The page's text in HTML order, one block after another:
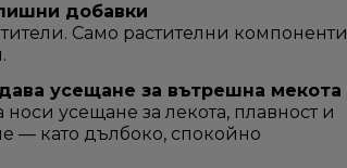
добавки
Само растителни компоненти
усещане за вътрешна мекота
носи усещане за лекота, плавност и
— като дълбоко, спокойно